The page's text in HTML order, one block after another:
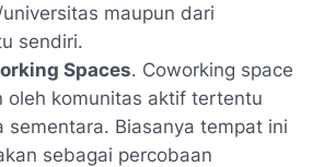
maupun dari
sendiri.
Spaces. Coworking space
oleh komunitas aktif tertentu
sementara. Biasanya tempat ini
sebagai percobaan